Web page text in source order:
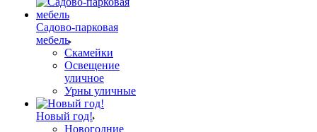
Садово-парковая
мебель
Скамейки
Освещение
уличное
Урны уличные
Новый год!
Новогодние